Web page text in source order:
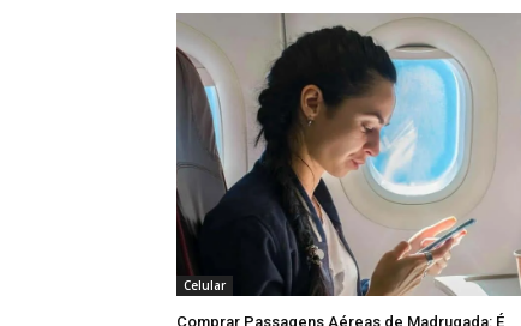
Celular
Comprar Passagens Aéreas de Madrugada: É